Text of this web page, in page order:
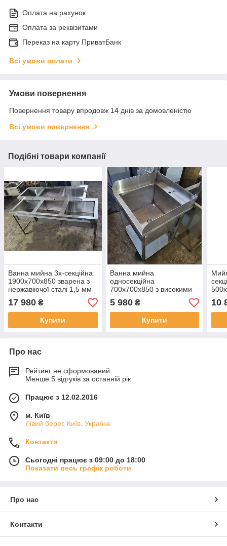
Оплата на рахунок
Оплата за реквізитами
Переказ на карту ПриватБанк
Всі умови оплати
Умови повернення
Повернення товару впродовж 14 днів за домовленістю
Всі умови повернення
Подібні товари компанії
Ванна мийна 3х-секційна
1900х700х850 зварена з
нержавіючої сталі 1,5 мм
17 980 ₴
Купити
Ванна мийна
односекційна
700х700х850 з високими
бортами та полицею з
нержавіючої сталі
5 980₴
Купити
10
Про нас
Рейтинг не сформований
Менше 5 відгуків за останній рік
Працює з 12.02.2016
м. Київ
Лівий берег, Київ, Україна
Контакти
Сьогодні працює з 09:00 до 18:00
Показати весь графік роботи
Про нас
Контакти